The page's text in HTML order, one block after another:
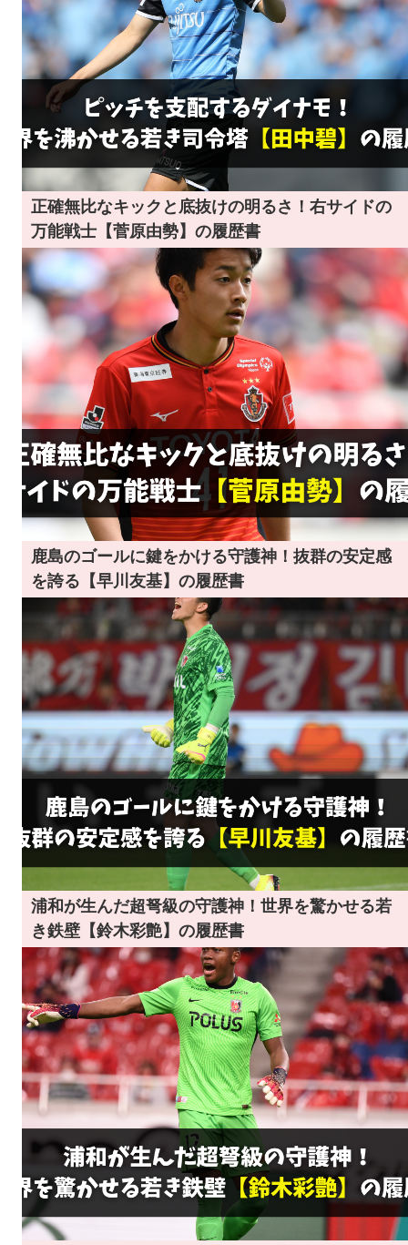
正確無比なキックと底抜けの明るさ！右サイドの
万能戦士【菅原由勢】の履歴書
鹿島のゴールに鍵をかける守護神！抜群の安定感
を誇る【早川友基】の履歴書
浦和が生んだ超弩級の守護神！世界を驚かせる若
き鉄壁【鈴木彩艶】の履歴書